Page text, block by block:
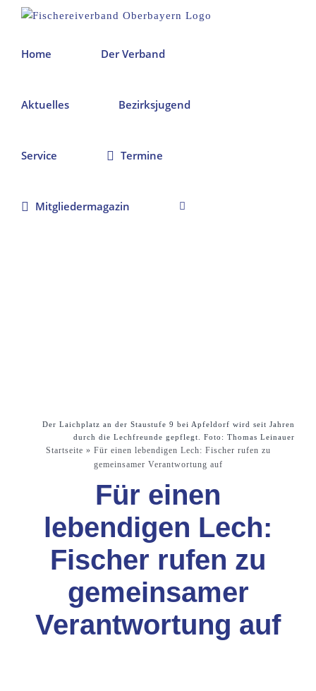
Zum
Home Der Verband
Aktuelles Bezirksjugend
Service Termine
Mitgliedermagazin
Der Laichplatz an der Staustufe 9 bei Apfeldorf wird seit Jahren
durch die Lechfreunde gepflegt. Foto: Thomas Leinauer
Startseite » Für einen lebendigen Lech: Fischer rufen zu
gemeinsamer Verantwortung auf
Für einen
lebendigen Lech:
Fischer rufen zu
gemeinsamer
Verantwortung auf